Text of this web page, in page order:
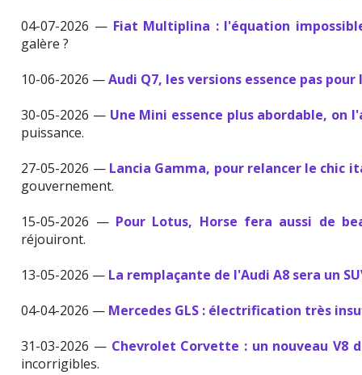
04-07-2026 — Fiat Multiplina : l'équation
galère ?
10-06-2026 —Audi Q7, les versions essence pas pour
30-05-2026 — Une Mini essence plus abordable, on
puissance.
27-05-2026 — Lancia Gamma, pour relancer le chic
gouvernement.
15-05-2026 — Pour Lotus, Horse fera aussi de
réjouiront.
13-05-2026 — La remplaçante de l'Audi A8 sera un
04-04-2026 — Mercedes GLS : électrification très
31-03-2026 — Chevrolet Corvette : un nouveau V8
incorrigibles.